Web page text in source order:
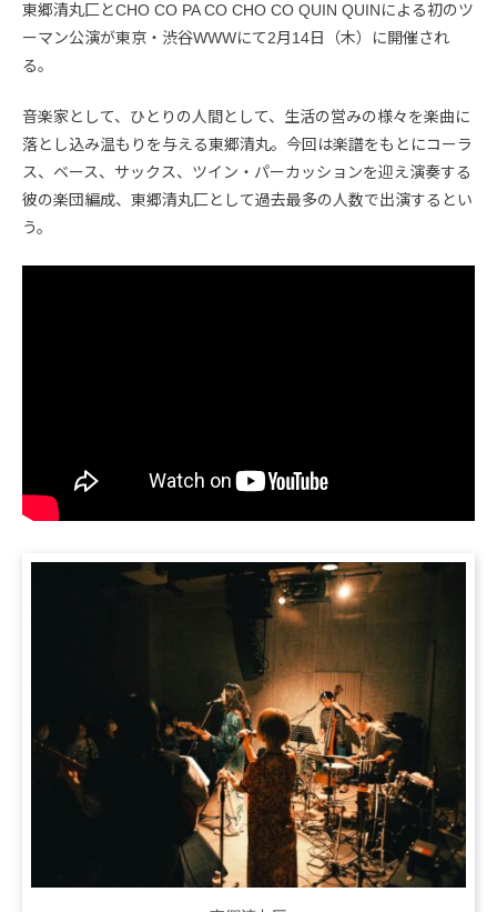
東郷清丸匚とCHO CO PA CO CHO CO QUIN QUINによる初のツ
ーマン公演が東京・渋谷WWWにて2月14日（木）に開催され
る。
音楽家として、ひとりの人間として、生活の営みの様々を楽曲に
落とし込み温もりを与える東郷清丸。今回は楽譜をもとにコーラ
ス、ベース、サックス、ツイン・パーカッションを迎え演奏する
彼の楽団編成、東郷清丸匚として過去最多の人数で出演するとい
う。